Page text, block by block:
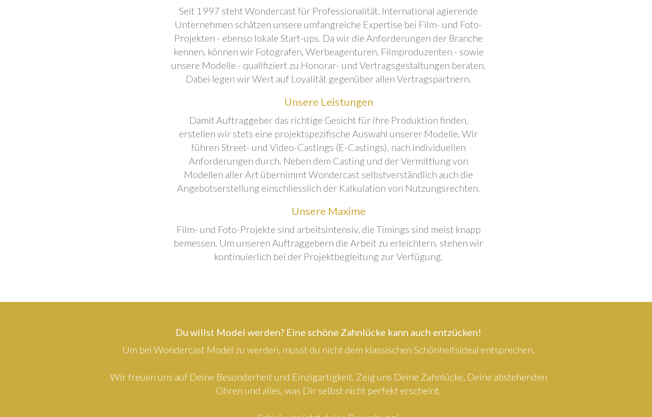
Seit 1997 steht Wondercast für Professionalität. International agierende
Unternehmen schätzen unsere umfangreiche Expertise bei Film- und Foto-
Projekten - ebenso lokale Start-ups. Da wir die Anforderungen der Branche
kennen, können wir Fotografen, Werbeagenturen, Filmproduzenten - sowie
unsere Modelle - qualifiziert zu Honorar- und Vertragsgestaltungen beraten.
Dabei legen wir Wert auf Loyalität gegenüber allen Vertragspartnern.
Unsere Leistungen
Damit Auftraggeber das richtige Gesicht für ihre Produktion finden,
erstellen wir stets eine projektspezifische Auswahl unserer Modelle. Wir
führen Street- und Video-Castings (E-Castings), nach individuellen
Anforderungen durch. Neben dem Casting und der Vermittlung von
Modellen aller Art übernimmt Wondercast selbstverständlich auch die
Angebotserstellung einschliesslich der Kalkulation von Nutzungsrechten.
Unsere Maxime
Film- und Foto-Projekte sind arbeitsintensiv, die Timings sind meist knapp
bemessen. Um unseren Auftraggebern die Arbeit zu erleichtern, stehen wir
kontinuierlich bei der Projektbegleitung zur Verfügung.
Du willst Model werden? Eine schöne Zahnlücke kann auch entzücken!
Um bei Wondercast Model zu werden, musst du nicht dem klassischen Schönheitsideal entsprechen.
Wir freuen uns auf Deine Besonderheit und Einzigartigkeit. Zeig uns Deine Zahnlücke, Deine abstehenden
Ohren und alles, was Dir selbst nicht perfekt erscheint.